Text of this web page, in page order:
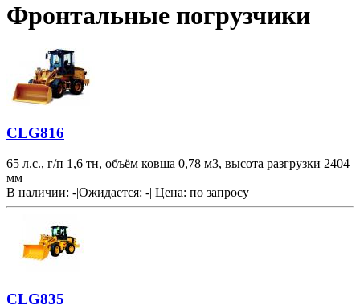
Фронтальные погрузчики
CLG816
65 л.с., г/п 1,6 тн, объём ковша 0,78 м3, высота разгрузки 2404
мм
В наличии: -|Ожидается: -| Цена: по запросу
CLG835